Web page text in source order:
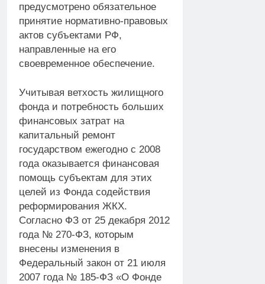
предусмотрено обязательное
принятие нормативно-правовых
актов субъектами РФ,
направленные на его
своевременное обеспечение.
Учитывая ветхость жилищного
фонда и потребность больших
финансовых затрат на
капитальный ремонт
государством ежегодно с 2008
года оказывается финансовая
помощь субъектам для этих
целей из Фонда содействия
реформирования ЖКХ.
Согласно ФЗ от 25 декабря 2012
года № 270-ФЗ, которым
внесены изменения в
Федеральный закон от 21 июля
2007 года № 185-ФЗ «О Фонде